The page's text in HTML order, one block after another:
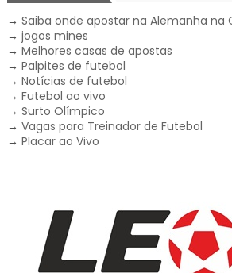
→ Saiba onde apostar na Alemanha na
→ jogos mines
→ Melhores casas de apostas
→ Palpites de futebol
→ Notícias de futebol
→ Futebol ao vivo
→ Surto Olímpico
→ Vagas para Treinador de Futebol
→ Placar ao Vivo